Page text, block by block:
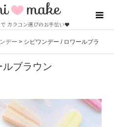
デー > シピワンデー / ロワールブラ
ブラウン